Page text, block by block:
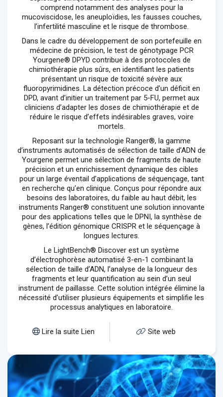
comprend notamment des analyses pour la
mucoviscidose, les aneuploïdies, les fausses couches,
l’infertilité masculine et le risque de thrombose.
Dans le cadre du développement de son portefeuille en
médecine de précision, le test de génotypage PCR
Yourgene® DPYD contribue à des protocoles de
chimiothérapie plus sûrs, en identifiant les patients
présentant un risque de toxicité sévère aux
fluoropyrimidines. La détection précoce d’un déficit en
DPD, avant d’initier un traitement par 5-FU, permet aux
cliniciens d’adapter les doses de chimiothérapie et de
réduire le risque d’effets indésirables graves, voire
mortels.
Reposant sur la technologie Ranger®, la gamme
d’instruments automatisés de sélection de taille d’ADN de
Yourgene permet une sélection de fragments de haute
précision et un enrichissement dynamique des cibles
pour un large éventail d’applications de séquençage, tant
en recherche qu’en clinique. Conçus pour répondre aux
besoins des laboratoires, du faible au haut débit, les
instruments Ranger® constituent une solution innovante
pour des applications telles que le DPNI, la synthèse de
gènes, l’édition génomique CRISPR et le séquençage à
longues lectures.
Le LightBench® Discover est un système
d’électrophorèse automatisé 3-en-1 combinant la
sélection de taille d’ADN, l’analyse de la longueur des
fragments et leur quantification au sein d’un seul
instrument de paillasse. Cette solution intégrée élimine la
nécessité d’utiliser plusieurs équipements et simplifie les
processus analytiques en laboratoire.
Lire la suite Lien Site web